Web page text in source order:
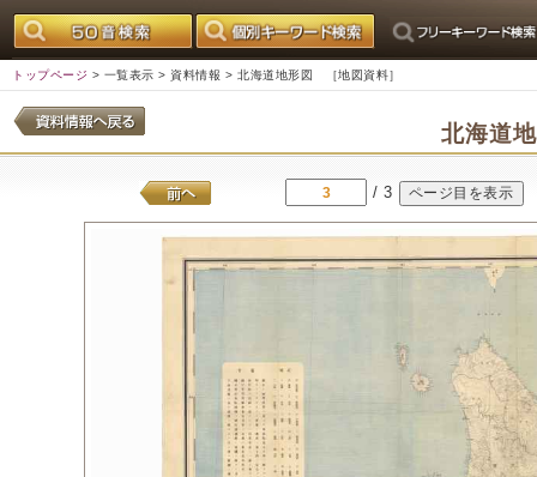
トップページ > 一覧表示 > 資料情報 > 北海道地形図 ［地図資料］
北海道
/ 3